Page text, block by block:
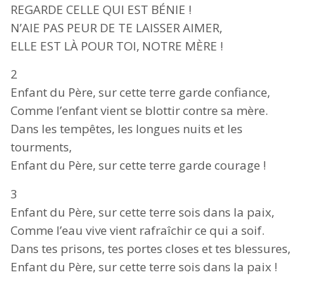
REGARDE CELLE QUI EST BÉNIE !
N’AIE PAS PEUR DE TE LAISSER AIMER,
ELLE EST LÀ POUR TOI, NOTRE MÈRE !
2
Enfant du Père, sur cette terre garde confiance,
Comme l’enfant vient se blottir contre sa mère.
Dans les tempêtes, les longues nuits et les
tourments,
Enfant du Père, sur cette terre garde courage !
3
Enfant du Père, sur cette terre sois dans la paix,
Comme l’eau vive vient rafraîchir ce qui a soif.
Dans tes prisons, tes portes closes et tes blessures,
Enfant du Père, sur cette terre sois dans la paix !